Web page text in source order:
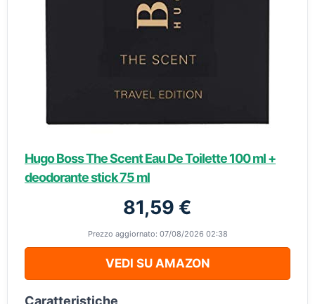
Hugo Boss The Scent Eau De Toilette 100 ml +
deodorante stick 75 ml
81,59 €
Prezzo aggiornato: 07/08/2026 02:38
VEDI SU AMAZON
Caratteristiche